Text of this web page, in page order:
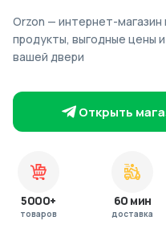
Orzon — интернет-
продукты, выгодные цены
вашей двери
Открыть
5000+
товаров
60 мин
доставка